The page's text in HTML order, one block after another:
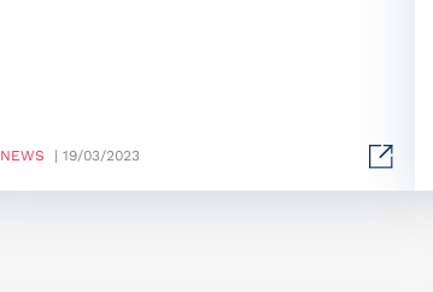
NEWS | 19/03/2023